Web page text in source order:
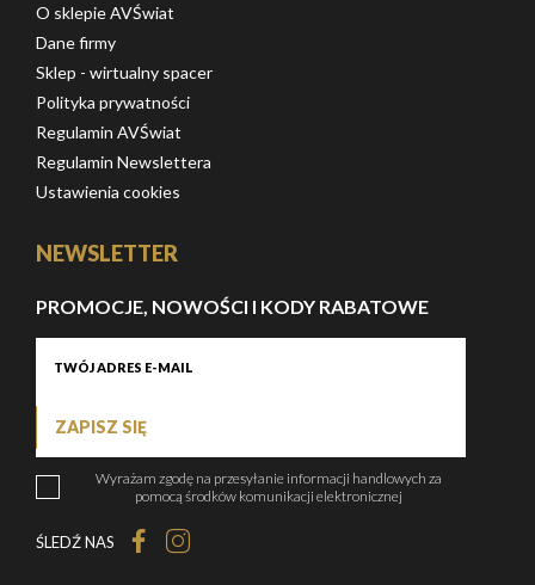
O sklepie AVŚwiat
Dane firmy
Sklep - wirtualny spacer
Polityka prywatności
Regulamin AVŚwiat
Regulamin Newslettera
Ustawienia cookies
NEWSLETTER
PROMOCJE, NOWOŚCI I KODY RABATOWE
ZAPISZ SIĘ
Wyrażam zgodę na przesyłanie informacji handlowych za
pomocą środków komunikacji elektronicznej
ŚLEDŹ NAS